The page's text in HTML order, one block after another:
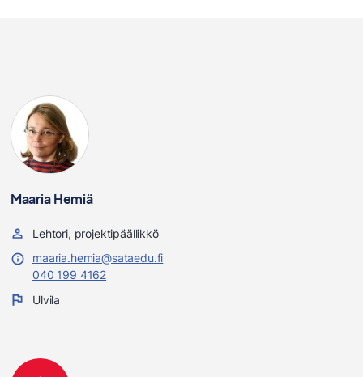
Maaria Hemiä
Lehtori, projektipäällikkö
maaria.hemia@sataedu.fi
040 199 4162
Ulvila